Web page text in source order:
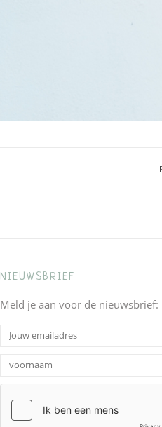
NIEUWSBRIEF
Meld je aan voor de nieuwsbrief: